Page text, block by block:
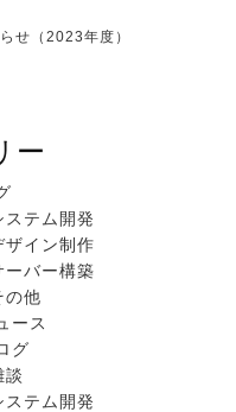
せ（2023年度）
ー
ステム開発
ザイン制作
ーバー構築
の他
ース
グ
談
ステム開発